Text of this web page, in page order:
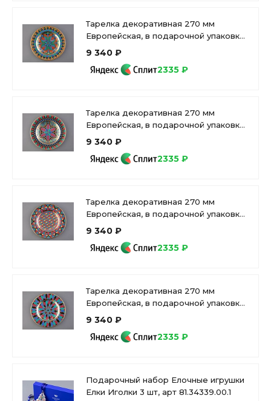
Тарелка декоративная 270 мм
Европейская, в подарочной упаковке,
рисунок Готическая 10 арт.
9 340 ₽
2335 ₽
Тарелка декоративная 270 мм
Европейская, в подарочной упаковке,
рисунок Готическая 4 арт.
9 340 ₽
2335 ₽
Тарелка декоративная 270 мм
Европейская, в подарочной упаковке,
рисунок Готическая 1 арт. 81.27117.00.1
9 340 ₽
2335 ₽
Тарелка декоративная 270 мм
Европейская, в подарочной упаковке,
рисунок Готическая 3 арт.
9 340 ₽
2335 ₽
Подарочный набор Елочные игрушки
Елки Иголки 3 шт, арт 81.34339.00.1